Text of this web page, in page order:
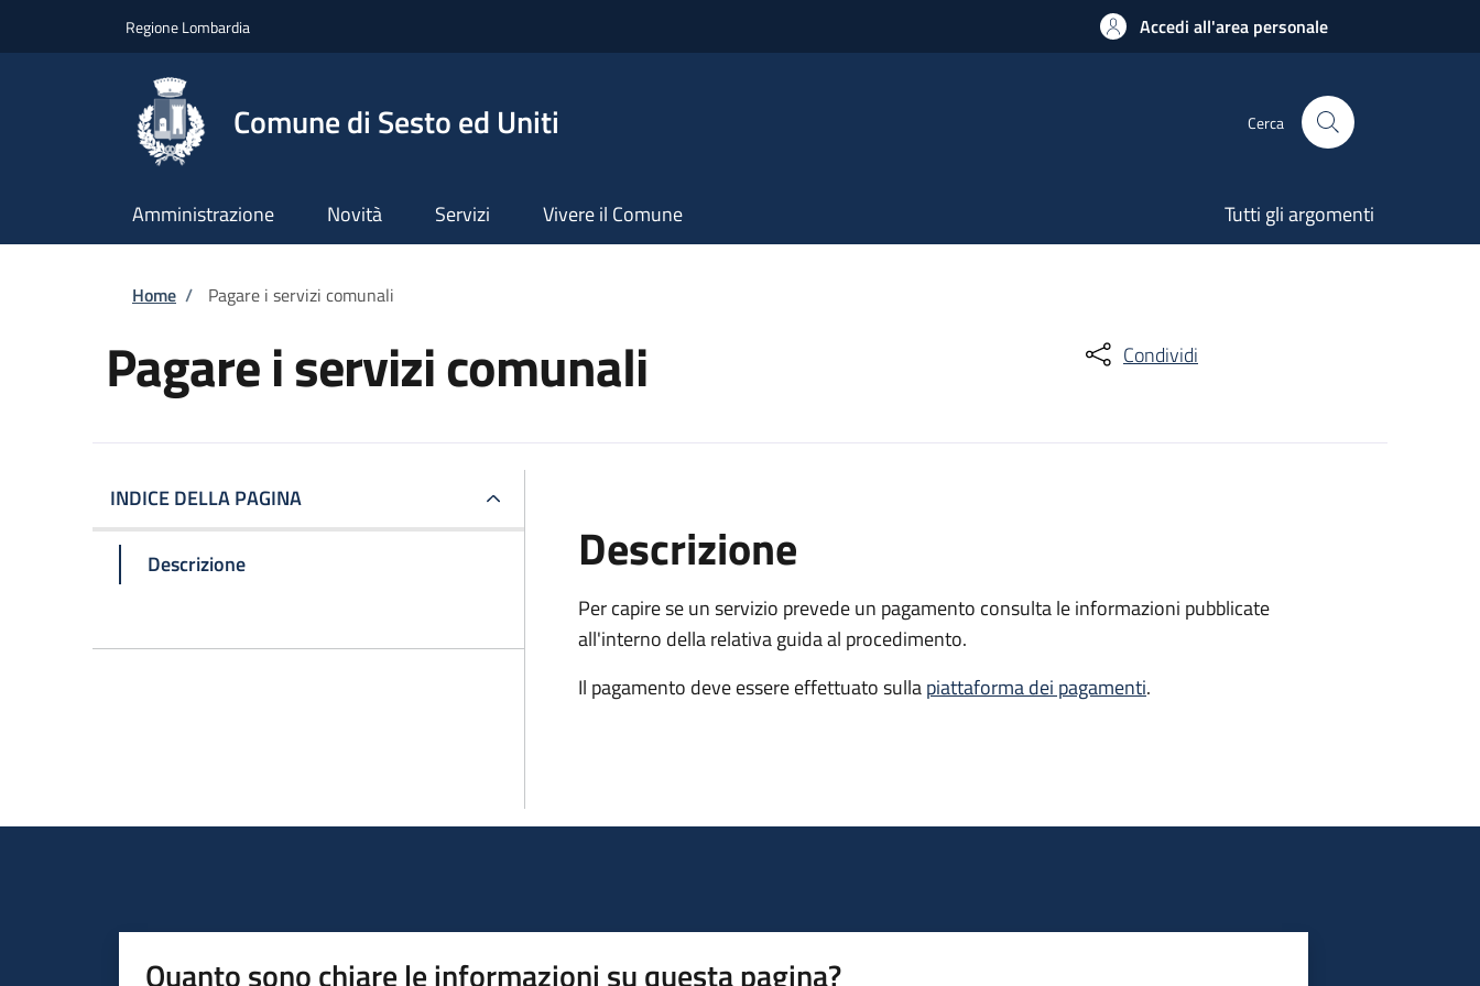
Regione Lombardia Accedi all'area personale
Comune di Sesto ed Uniti Cerca
Amministrazione Novità Servizi Vivere il Comune Tutti gli argomenti
Briciole di pane
Home / Pagare i servizi comunali
Pagare i servizi comunali Condividi
INDICE DELLA PAGINA
Descrizione Descrizione
Per capire se un servizio prevede un pagamento consulta le informazioni pubblicate
all'interno della relativa guida al procedimento.
Il pagamento deve essere effettuato sullapiattaforma dei pagamenti.
Quanto sono chiare le informazioni su questa pagina?